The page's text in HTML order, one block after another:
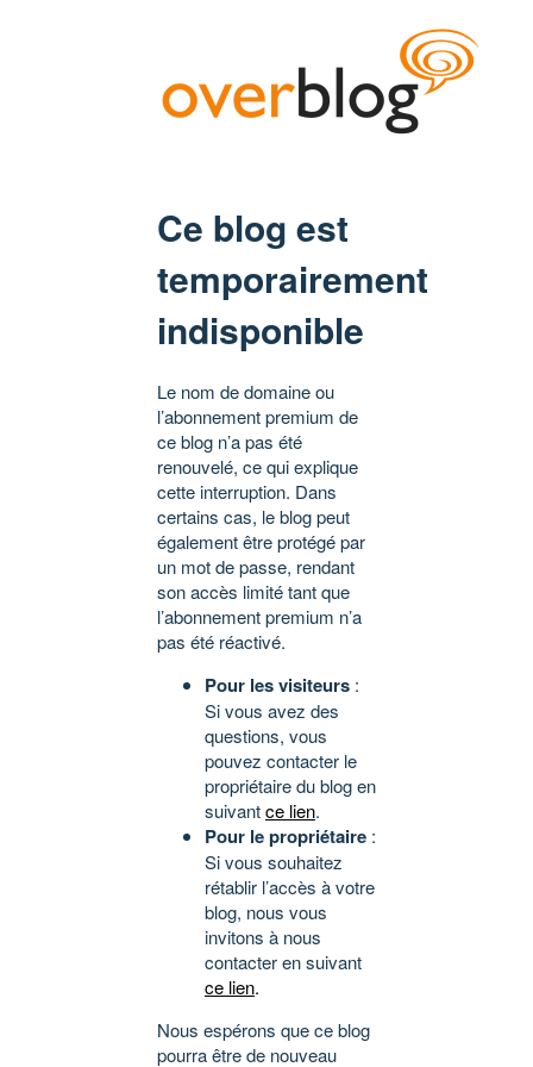
Ce blog est
temporairement
indisponible
Le nom de domaine ou
l’abonnement premium de
ce blog n’a pas été
renouvelé, ce qui explique
cette interruption. Dans
certains cas, le blog peut
également être protégé par
un mot de passe, rendant
son accès limité tant que
l’abonnement premium n’a
pas été réactivé.
Pour les visiteurs :
Si vous avez des
questions, vous
pouvez contacter le
propriétaire du blog en
suivantce lien.
Pour le propriétaire :
Si vous souhaitez
rétablir l’accès à votre
blog, nous vous
invitons à nous
contacter en suivant
ce lien.
Nous espérons que ce blog
pourra être de nouveau